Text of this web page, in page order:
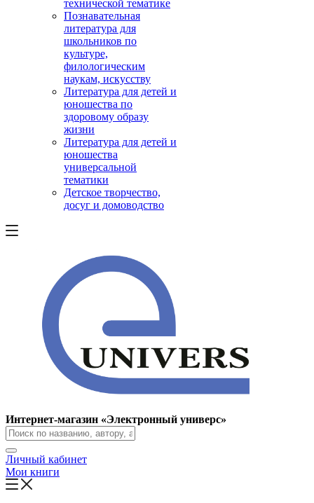
технической тематике
Познавательная
литература для
школьников по
культуре,
филологическим
наукам, искусству
Литература для детей и
юношества по
здоровому образу
жизни
Литература для детей и
юношества
универсальной
тематики
Детское творчество,
досуг и домоводство
Интернет-магазин «Электронный универс»
Личный кабинет
Мои книги